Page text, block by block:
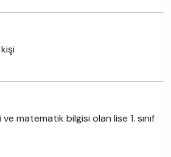
matematik bilgisi olan lise 1. sınıf